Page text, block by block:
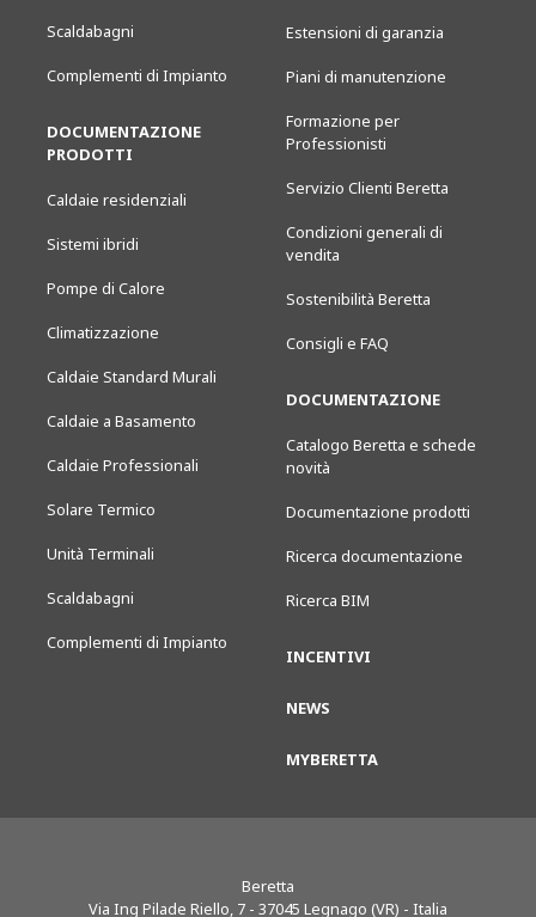
Scaldabagni
Complementi di Impianto
DOCUMENTAZIONE
PRODOTTI
Caldaie residenziali
Sistemi ibridi
Pompe di Calore
Climatizzazione
Caldaie Standard Murali
Caldaie a Basamento
Caldaie Professionali
Solare Termico
Unità Terminali
Scaldabagni
Complementi di Impianto
Estensioni di garanzia
Piani di manutenzione
Formazione per
Professionisti
Servizio Clienti Beretta
Condizioni generali di
vendita
Sostenibilità Beretta
Consigli e FAQ
DOCUMENTAZIONE
Catalogo Beretta e schede
novità
Documentazione prodotti
Ricerca documentazione
Ricerca BIM
INCENTIVI
NEWS
MYBERETTA
Beretta
Via Ing Pilade Riello, 7 - 37045 Legnago (VR) - Italia